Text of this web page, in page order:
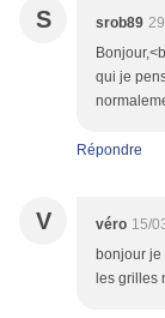
S srob89
qui je
Répondre
V véro 15/
bonjour je
les grilles